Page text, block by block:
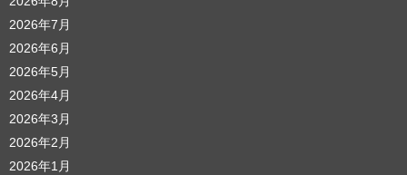
2026年7月
2026年6月
2026年5月
2026年4月
2026年3月
2026年2月
2026年1月